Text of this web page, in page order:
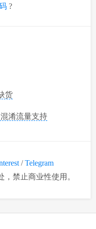
?
货
混淆流量支持
/Telegram
禁止商业性使用。